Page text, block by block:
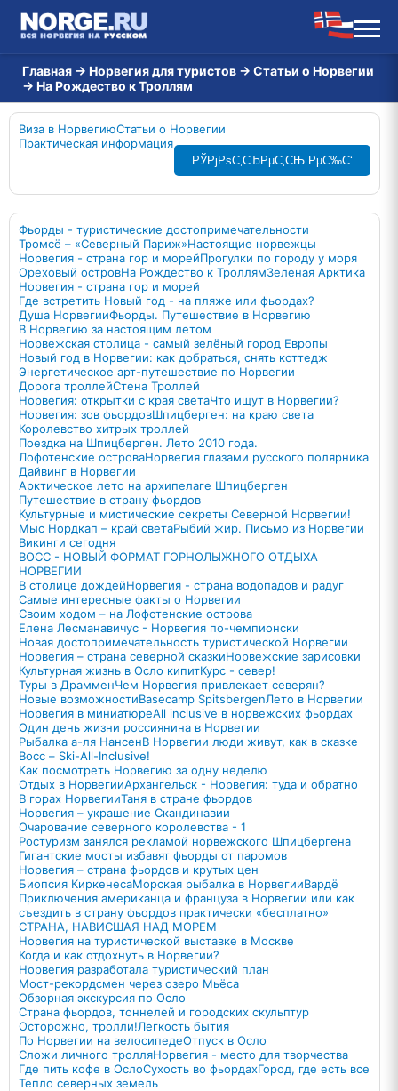
Главная → Норвегия для туристов → Статьи о Норвегии
→ На Рождество к Троллям
Виза в НорвегиюСтатьи о Норвегии
Практическая информация
РЎРјРѕС‚СЂРµС‚СЊ РµС‰С‘
Фьорды - туристические достопримечательности
Тромсё – «Северный Париж»Настоящие норвежцы
Норвегия - страна гор и морейПрогулки по городу у моря
Ореховый островНа Рождество к ТроллямЗеленая Арктика
Норвегия - страна гор и морей
Где встретить Новый год - на пляже или фьордах?
Душа НорвегииФьорды. Путешествие в Норвегию
В Норвегию за настоящим летом
Норвежская столица - самый зелёный город Европы
Новый год в Норвегии: как добраться, снять коттедж
Энергетическое арт-путешествие по Норвегии
Дорога троллейСтена Троллей
Норвегия: открытки с края светаЧто ищут в Норвегии?
Норвегия: зов фьордовШпицберген: на краю света
Королевство хитрых троллей
Поездка на Шпицберген. Лето 2010 года.
Лофотенские островаНорвегия глазами русского полярника
Дайвинг в Норвегии
Арктическое лето на архипелаге Шпицберген
Путешествие в страну фьордов
Культурные и мистические секреты Северной Норвегии!
Мыс Нордкап – край светаРыбий жир. Письмо из Норвегии
Викинги сегодня
ВОСС - НОВЫЙ ФОРМАТ ГОРНОЛЫЖНОГО ОТДЫХА
НОРВЕГИИ
В столице дождейНорвегия - страна водопадов и радуг
Самые интересные факты о Норвегии
Своим ходом – на Лофотенские острова
Елена Лесманавичус - Норвегия по-чемпионски
Новая достопримечательность туристической Норвегии
Норвегия – страна северной сказкиНорвежские зарисовки
Культурная жизнь в Осло кипитКурс - север!
Туры в ДрамменЧем Норвегия привлекает северян?
Новые возможностиBasecamp SpitsbergenЛето в Норвегии
Норвегия в миниатюреAll inclusive в норвежских фьордах
Один день жизни россиянина в Норвегии
Рыбалка а-ля НансенВ Норвегии люди живут, как в сказке
Восс – Ski-All-Inclusive!
Как посмотреть Норвегию за одну неделю
Отдых в НорвегииАрхангельск - Норвегия: туда и обратно
В горах НорвегииТаня в стране фьордов
Норвегия – украшение Скандинавии
Очарование северного королевства - 1
Ростуризм занялся рекламой норвежского Шпицбергена
Гигантские мосты избавят фьорды от паромов
Норвегия – страна фьордов и крутых цен
Биопсия КиркенесаМорская рыбалка в НорвегииВардё
Приключения американца и француза в Норвегии или как
съездить в страну фьордов практически «бесплатно»
СТРАНА, НАВИСШАЯ НАД МОРЕМ
Норвегия на туристической выставке в Москве
Когда и как отдохнуть в Норвегии?
Норвегия разработала туристический план
Мост-рекордсмен через озеро Мьёса
Обзорная экскурсия по Осло
Страна фьордов, тоннелей и городских скульптур
Осторожно, тролли!Легкость бытия
По Норвегии на велосипедеОтпуск в Осло
Сложи личного тролляНорвегия - место для творчества
Где пить кофе в ОслоСухость во фьордахГород, где есть все
Тепло северных земель